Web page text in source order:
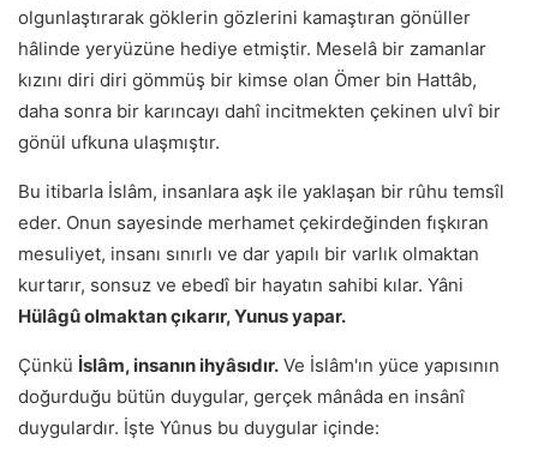
olgunlaştırarak göklerin gözlerini kamaştıran gönüller
hâlinde yeryüzüne hediye etmiştir. Meselâ bir zamanlar
kızını diri diri gömmüş bir kimse olan Ömer bin Hattâb,
daha sonra bir karıncayı dahî incitmekten çekinen ulvî bir
gönül ufkuna ulaşmıştır.
Bu itibarla İslâm, insanlara aşk ile yaklaşan bir rûhu temsîl
eder. Onun sayesinde merhamet çekirdeğinden fışkıran
mesuliyet, insanı sınırlı ve dar yapılı bir varlık olmaktan
kurtarır, sonsuz ve ebedî bir hayatın sahibi kılar. Yâni
Hülâgû olmaktan çıkarır, Yunus yapar.
Çünkü İslâm, insanın ihyâsıdır. Ve İslâm'ın yüce yapısının
doğurduğu bütün duygular, gerçek mânâda en insânî
duygulardır. İşte Yûnus bu duygular içinde: